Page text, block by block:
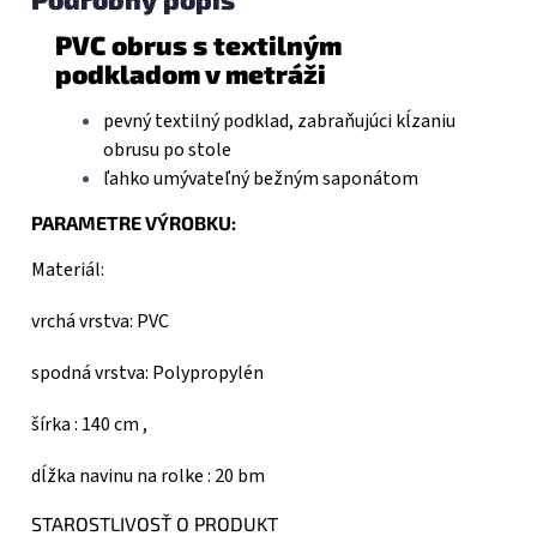
PVC obrus s textilným
podkladom v metráži
pevný textilný podklad, zabraňujúci kĺzaniu
obrusu po stole
ľahko umývateľný bežným saponátom
PARAMETRE VÝROBKU:
Materiál:
vrchá vrstva: PVC
spodná vrstva: Polypropylén
šírka : 140 cm ,
dĺžka navinu na rolke : 20 bm
STAROSTLIVOSŤ O PRODUKT